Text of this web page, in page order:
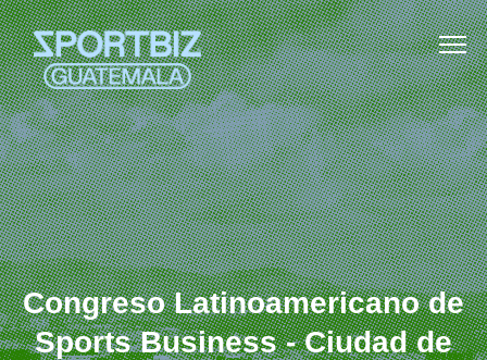
Congreso Latinoamericano de
Sports Business - Ciudad de